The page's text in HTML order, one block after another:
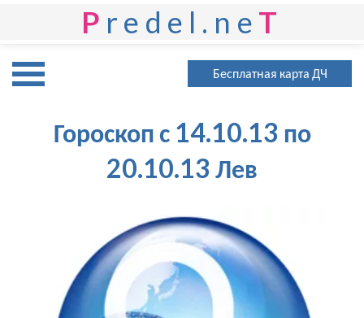
P redel.ne T
Бесплатная карта ДЧ
Гороскоп с 14.10.13 по
20.10.13 Лев